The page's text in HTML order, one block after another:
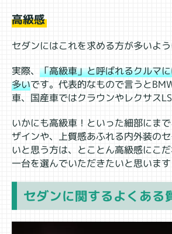
高級感
セダンにはこれを求める方が多いよう
実際、「高級車」と呼ばれるクルマ
多いです。代表的なもので言うと
車、国産車ではクラウンやレクサス
いかにも高級車！といった細部にま
ザインや、上質感あふれる内外装の
いと思う方は、とことん高級感にこ
一台を選んでいただきたいと思いま
セダンに関するよくある